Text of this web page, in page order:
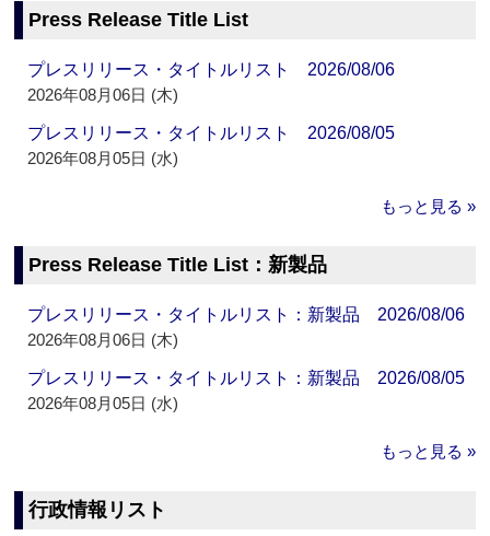
Press Release Title List
プレスリリース・タイトルリスト 2026/08/06
2026年08月06日 (木)
プレスリリース・タイトルリスト 2026/08/05
2026年08月05日 (水)
もっと見る »
Press Release Title List：新製品
プレスリリース・タイトルリスト：新製品 2026/08/06
2026年08月06日 (木)
プレスリリース・タイトルリスト：新製品 2026/08/05
2026年08月05日 (水)
もっと見る »
行政情報リスト